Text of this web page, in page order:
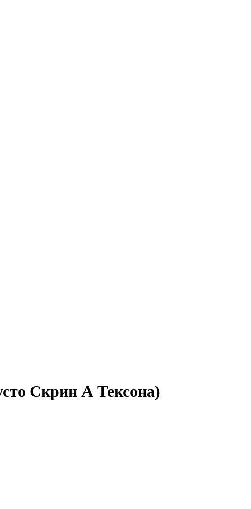
Скрин А Тексона)